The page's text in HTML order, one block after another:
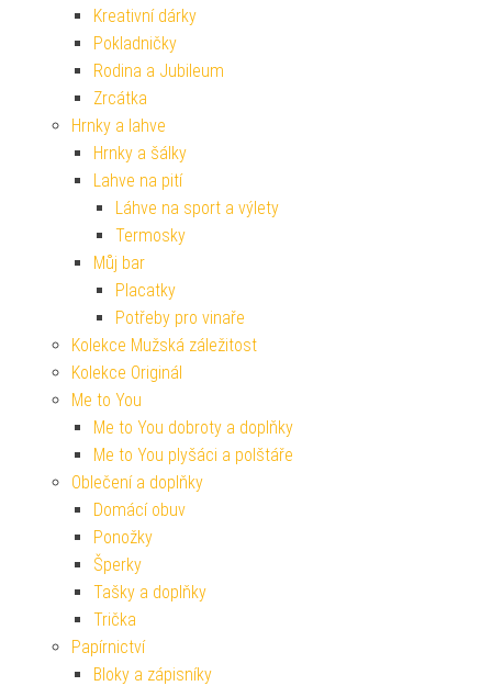
Kreativní dárky
Pokladničky
Rodina a Jubileum
Zrcátka
Hrnky a lahve
Hrnky a šálky
Lahve na pití
Láhve na sport a výlety
Termosky
Můj bar
Placatky
Potřeby pro vinaře
Kolekce Mužská záležitost
Kolekce Originál
Me to You
Me to You dobroty a doplňky
Me to You plyšáci a polštáře
Oblečení a doplňky
Domácí obuv
Ponožky
Šperky
Tašky a doplňky
Trička
Papírnictví
Bloky a zápisníky